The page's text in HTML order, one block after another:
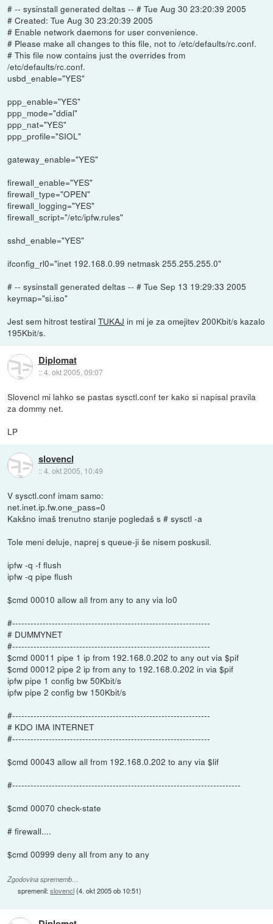
# -- sysinstall generated deltas -- # Tue Aug 30 23:20:39 2005
# Created: Tue Aug 30 23:20:39 2005
# Enable network daemons for user convenience.
# Please make all changes to this file, not to /etc/defaults/rc.conf.
# This file now contains just the overrides from
/etc/defaults/rc.conf.
usbd_enable="YES"
ppp_enable="YES"
ppp_mode="ddial"
ppp_nat="YES"
ppp_profile="SIOL"
gateway_enable="YES"
firewall_enable="YES"
firewall_type="OPEN"
firewall_logging="YES"
firewall_script="/etc/ipfw.rules"
sshd_enable="YES"
ifconfig_rl0="inet 192.168.0.99 netmask 255.255.255.0"
# -- sysinstall generated deltas -- # Tue Sep 13 19:29:33 2005
keymap="si.iso"
Jest sem hitrost testiralTUKAJ in mi je za omejitev 200Kbit/s kazalo
195Kbit/s.
Diplomat
::4. okt 2005, 09:07
Slovencl mi lahko se pastas sysctl.conf ter kako si napisal pravila
za dommy net.
LP
slovencl
::4. okt 2005, 10:49
V sysctl.conf imam samo:
net.inet.ip.fw.one_pass=0
Kakšno imaš trenutno stanje pogledaš s # sysctl -a
Tole meni deluje, naprej s queue-ji še nisem poskusil.
ipfw -q -f flush
ipfw -q pipe flush
$cmd 00010 allow all from any to any via lo0
#-----------------------------------------------------------------
# DUMMYNET
#-----------------------------------------------------------------
$cmd 00011 pipe 1 ip from 192.168.0.202 to any out via $pif
$cmd 00012 pipe 2 ip from any to 192.168.0.202 in via $pif
ipfw pipe 1 config bw 50Kbit/s
ipfw pipe 2 config bw 150Kbit/s
#-----------------------------------------------------------------
# KDO IMA INTERNET
#-----------------------------------------------------------------
$cmd 00043 allow all from 192.168.0.202 to any via $lif
#---------------------------------------------------------------------------
$cmd 00070 check-state
# firewall....
$cmd 00999 deny all from any to any
Zgodovina sprememb…
spremenil:slovencl(4. okt 2005 ob 10:51)